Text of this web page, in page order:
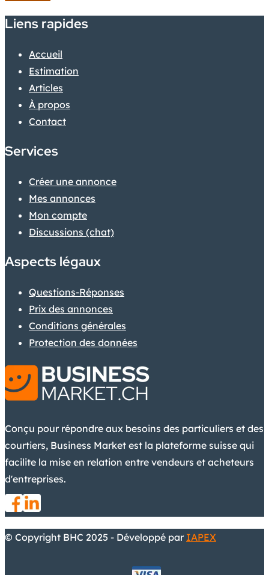
Liens rapides
Accueil
Estimation
Articles
À propos
Contact
Services
Créer une annonce
Mes annonces
Mon compte
Discussions (chat)
Aspects légaux
Questions-Réponses
Prix des annonces
Conditions générales
Protection des données
Conçu pour répondre aux besoins des particuliers et des
courtiers, Business Market est la plateforme suisse qui
facilite la mise en relation entre vendeurs et acheteurs
d'entreprises.
© Copyright BHC 2025 - Développé par IAPEX